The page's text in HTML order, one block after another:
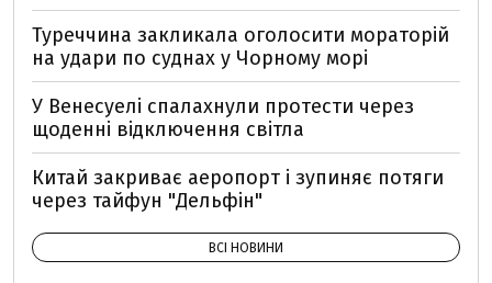
Туреччина закликала оголосити мораторій
на удари по суднах у Чорному морі
У Венесуелі спалахнули протести через
щоденні відключення світла
Китай закриває аеропорт і зупиняє потяги
через тайфун "Дельфін"
ВСІ НОВИНИ